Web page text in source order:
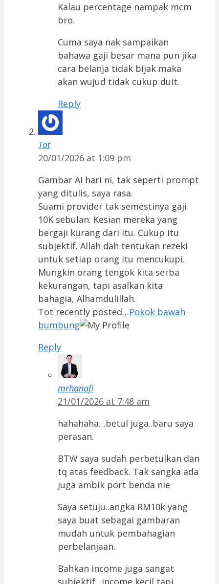
Kalau percentage nampak mcm
bro.
Cuma saya nak sampaikan
bahawa gaji besar mana pun jika
cara belanja tidak bijak maka
akan wujud tidak cukup duit.
Reply
Tot
20/01/2026 at 1:09 pm
Gambar AI hari ni, tak seperti prompt
yang ditulis, saya rasa.
Suami provider tak semestinya gaji
10K sebulan. Kesian mereka yang
bergaji kurang dari itu. Cukup itu
subjektif. Allah dah tentukan rezeki
untuk setiap orang itu mencukupi.
Mungkin orang tengok kita serba
kekurangan, tapi asalkan kita
bahagia, Alhamdulillah.
Tot recently posted…Pokok bawah
bumbung
Reply
mrhanafi
21/01/2026 at 7:48 am
hahahaha…betul juga..baru saya
perasan.
BTW saya sudah perbetulkan dan
tq atas feedback. Tak sangka ada
juga ambik port benda nie
Saya setuju..angka RM10k yang
saya buat sebagai gambaran
mudah untuk pembahagian
perbelanjaan.
Bahkan income juga sangat
subjektif ..income kecil tapi